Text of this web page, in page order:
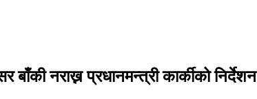
बाँकी नराख्न प्रधानमन्त्री कार्कीको निर्देशन